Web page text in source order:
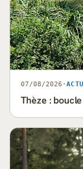
07/08/2026 ·
Thèze :